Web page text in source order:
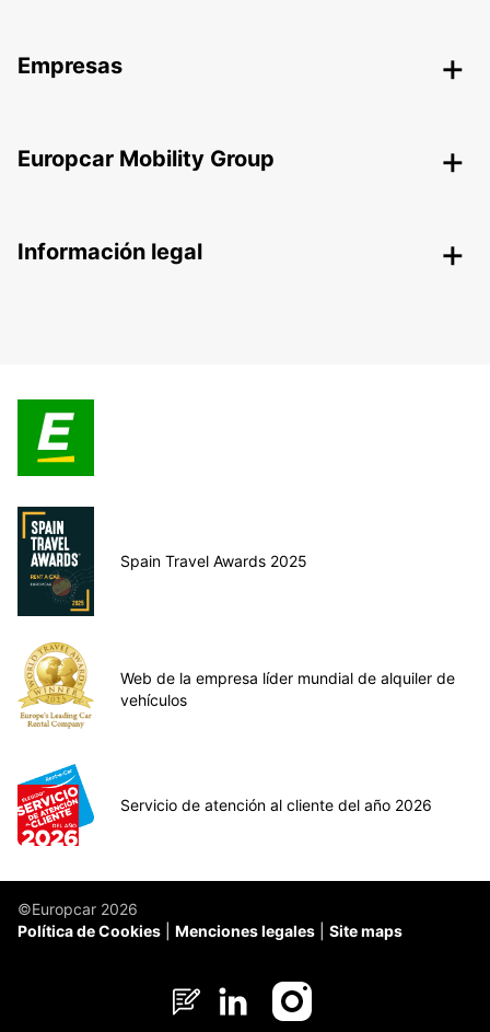
Empresas
Europcar Mobility Group
Información legal
Spain Travel Awards 2025
Web de la empresa líder mundial de alquiler de
vehículos
Servicio de atención al cliente del año 2026
©Europcar 2026
Política de Cookies
Menciones legales Site maps